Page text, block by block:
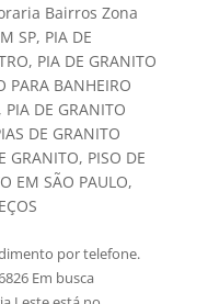
Bairros Zona
SP, PIA DE
, PIA DE GRANITO
PARA BANHEIRO
, PIA DE GRANITO
DE GRANITO
GRANITO, PISO DE
EM SÃO PAULO,
por telefone.
Em busca